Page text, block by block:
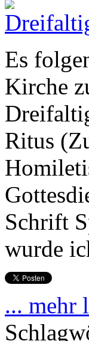
Es
Kirche
Ritus
Schrift
wurde
... mehr